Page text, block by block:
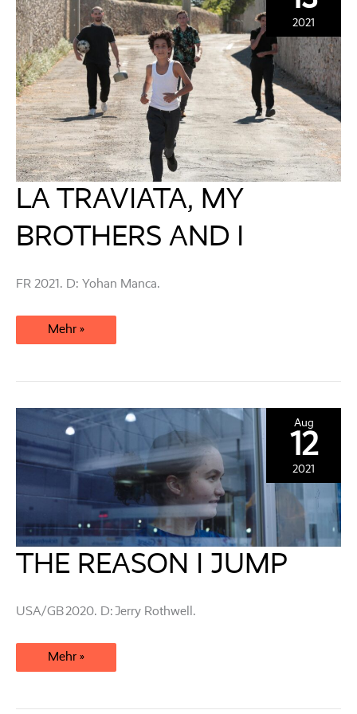
LA TRAVIATA, MY
BROTHERS AND I
FR 2021. D: Yohan Manca.
LA
TRAVIATA,
AND I
Mehr »
2021
THE REASON I JUMP
USA/GB 2020. D: Jerry Rothwell.
THE
REASON
Mehr »
Aug
12
2021